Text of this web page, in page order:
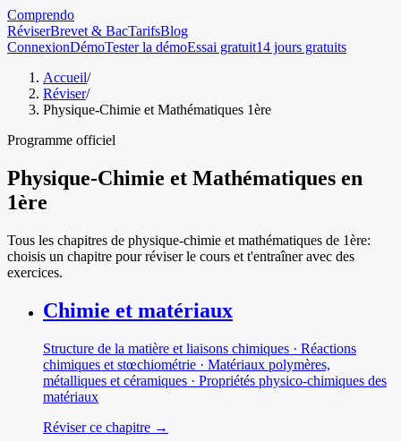
Comprendo
RéviserBrevet & BacTarifsBlog
ConnexionDémoTester la démoEssai gratuit14 jours gratuits
Accueil/
Réviser/
Physique-Chimie et Mathématiques 1ère
Programme officiel
Physique-Chimie et Mathématiques en
1ère
Tous les chapitres de physique-chimie et mathématiques de 1ère:
choisis un chapitre pour réviser le cours et t'entraîner avec des
exercices.
Chimie et matériaux
Structure de la matière et liaisons chimiques · Réactions
chimiques et stœchiométrie · Matériaux polymères,
métalliques et céramiques · Propriétés physico-chimiques des
matériaux
Réviser ce chapitre →